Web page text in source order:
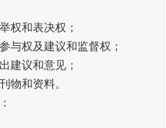
权和表决权；
与权及建议和监督权；
建议和意见；
物和资料。